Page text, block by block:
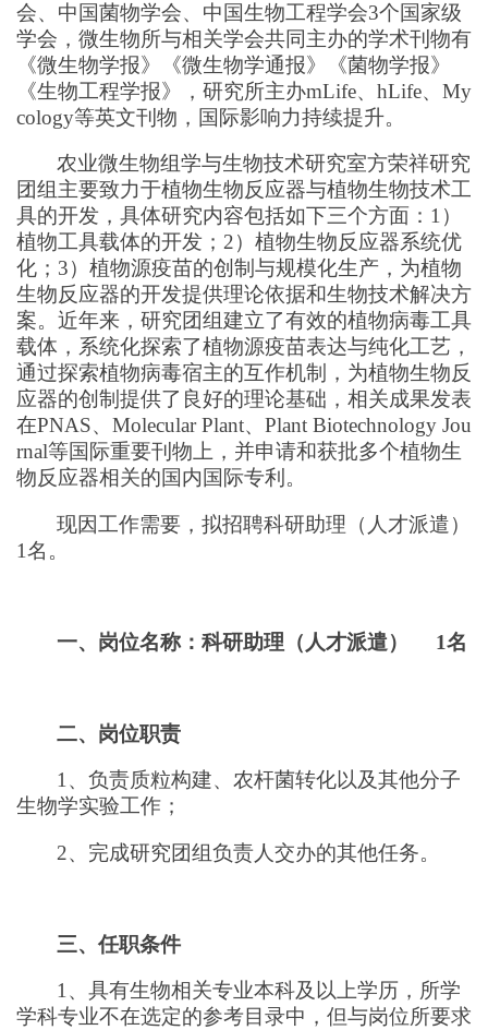
会、中国菌物学会、中国生物工程学会3个国家级
学会，微生物所与相关学会共同主办的学术刊物有
《微生物学报》《微生物学通报》《菌物学报》
《生物工程学报》，研究所主办mLife、hLife、My
cology等英文刊物，国际影响力持续提升。
农业微生物组学与生物技术研究室方荣祥研究
团组主要致力于植物生物反应器与植物生物技术工
具的开发，具体研究内容包括如下三个方面：1）
植物工具载体的开发；2）植物生物反应器系统优
化；3）植物源疫苗的创制与规模化生产，为植物
生物反应器的开发提供理论依据和生物技术解决方
案。近年来，研究团组建立了有效的植物病毒工具
载体，系统化探索了植物源疫苗表达与纯化工艺，
通过探索植物病毒宿主的互作机制，为植物生物反
应器的创制提供了良好的理论基础，相关成果发表
在PNAS、Molecular Plant、Plant Biotechnology Jou
rnal等国际重要刊物上，并申请和获批多个植物生
物反应器相关的国内国际专利。
现因工作需要，拟招聘科研助理（人才派遣）
1名。
一、 岗位名称：科研助理（人才派遣） 1名
二、岗位职责
1、负责质粒构建、农杆菌转化以及其他分子
生物学实验工作；
2、完成研究团组负责人交办的其他任务。
三、任职条件
1、具有生物相关专业本科及以上学历，所学
学科专业不在选定的参考目录中，但与岗位所要求